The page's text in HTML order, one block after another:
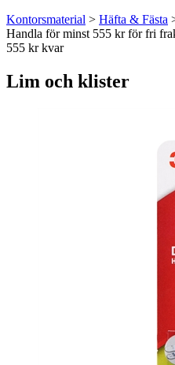
Kontorsmaterial > Häfta & Fästa
Handla för minst 555 kr för fri
555 kr kvar
Lim och klister